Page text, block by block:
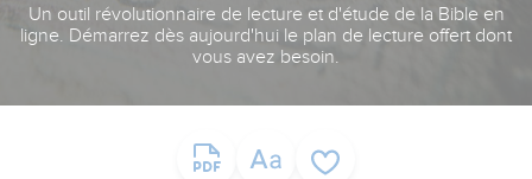
Un outil révolutionnaire de lecture et d'étude de la Bible en
ligne. Démarrez dès aujourd'hui le plan de lecture offert dont
vous avez besoin.